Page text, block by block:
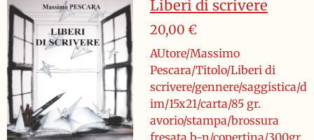
Liberi di scrivere
20,00 €
AUtore/Massimo
Pescara/Titolo/Liberi di
scrivere/gennere/saggistica/d
im/15x21/carta/85 gr.
avorio/stampa/brossura
fresata b-n/copertina/300gr.